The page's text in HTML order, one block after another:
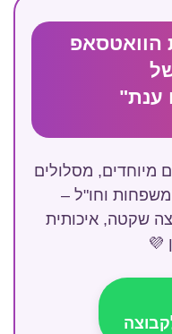
הוואטסאפ
ענת"
מיוחדים, מסלולים
משפחות וחו"ל –
שקטה, איכותית
💜